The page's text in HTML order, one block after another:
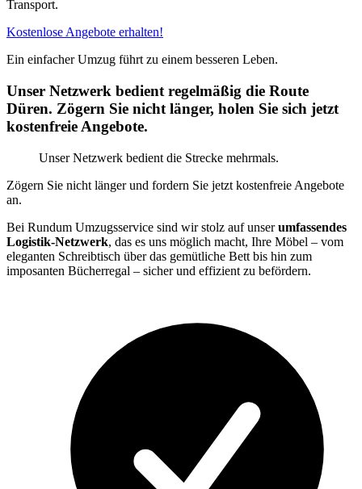
Transport.
Kostenlose Angebote erhalten!
Ein einfacher Umzug führt zu einem besseren Leben.
Unser Netzwerk bedient regelmäßig die Route
Düren. Zögern Sie nicht länger, holen Sie sich jetzt
kostenfreie Angebote.
Unser Netzwerk bedient die Strecke mehrmals.
Zögern Sie nicht länger und fordern Sie jetzt kostenfreie Angebote
an.
Bei Rundum Umzugsservice sind wir stolz auf unserumfassendes
Logistik-Netzwerk, das es uns möglich macht, Ihre Möbel – vom
eleganten Schreibtisch über das gemütliche Bett bis hin zum
imposanten Bücherregal – sicher und effizient zu befördern.